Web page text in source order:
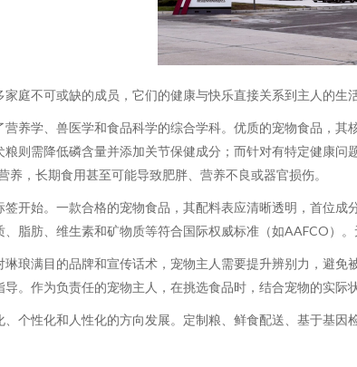
庭不可或缺的成员，它们的健康与快乐直接关系到主人的
养学、兽医学和食品科学的综合学科。优质的宠物食品，
则需降低磷含量并添加关节保健成分；而针对有特定健康
养，长期食用甚至可能导致肥胖、营养不良或器官损伤。
开始。一款合格的宠物食品，其配料表应清晰透明，首位
脂肪、维生素和矿物质等符合国际权威标准（如AAFCO）
琅满目的品牌和宣传话术，宠物主人需要提升辨别力，避
。作为负责任的宠物主人，在挑选食品时，结合宠物的实际
个性化和人性化的方向发展。定制粮、鲜食配送、基于基